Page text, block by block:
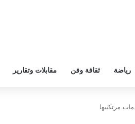
رياضة ثقافة وفن مقابلات وتقارير
مرتكبيها